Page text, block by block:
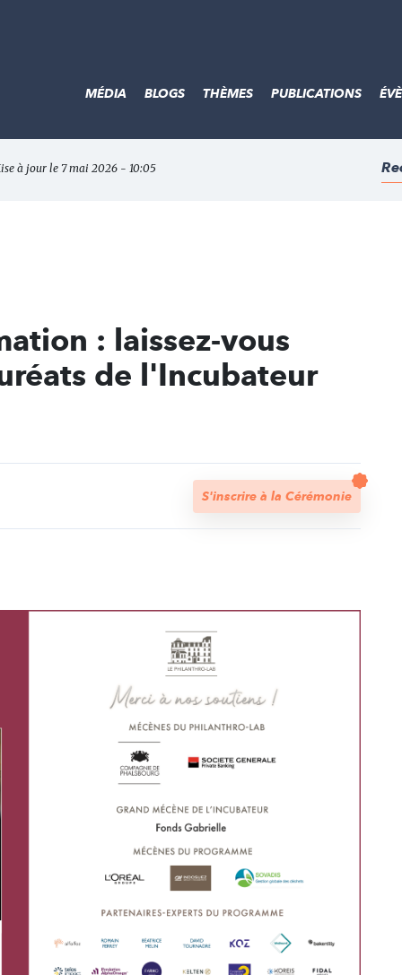
MÉDIA BLOGS THÈMES PUBLICATIONS
à jour le 7 mai 2026 - 10:05
: laissez-vous
de l'Incubateur
S'inscrire à la Cérémonie